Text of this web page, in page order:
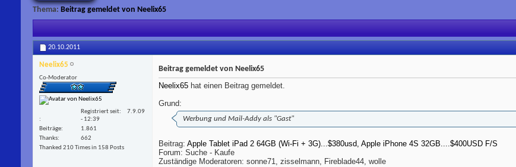
Thema: Beitrag gemeldet von Neelix65
20.10.2011
Neelix65
Co-Moderator
Registriert seit
7.9.09
- 12:39
Beiträge
1.861
Thanks
662
Thanked 210 Times in 158 Posts
Beitrag gemeldet von Neelix65
Neelix65 hat einen Beitrag gemeldet.
Grund:
Werbung und Mail-Addy als "Gast"
Beitrag: Apple Tablet iPad 2 64GB (Wi-Fi + 3G)...$380usd, Apple iPhone 4S 32GB....$400USD F/S
Forum: Suche - Kaufe
Zuständige Moderatoren: sonne71, zisselmann, Fireblade44, wolle